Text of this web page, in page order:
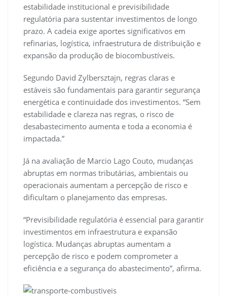
estabilidade institucional e previsibilidade
regulatória para sustentar investimentos de longo
prazo. A cadeia exige aportes significativos em
refinarias, logística, infraestrutura de distribuição e
expansão da produção de biocombustíveis.
Segundo David Zylbersztajn, regras claras e
estáveis são fundamentais para garantir segurança
energética e continuidade dos investimentos. “Sem
estabilidade e clareza nas regras, o risco de
desabastecimento aumenta e toda a economia é
impactada.”
Já na avaliação de Marcio Lago Couto, mudanças
abruptas em normas tributárias, ambientais ou
operacionais aumentam a percepção de risco e
dificultam o planejamento das empresas.
“Previsibilidade regulatória é essencial para garantir
investimentos em infraestrutura e expansão
logística. Mudanças abruptas aumentam a
percepção de risco e podem comprometer a
eficiência e a segurança do abastecimento”, afirma.